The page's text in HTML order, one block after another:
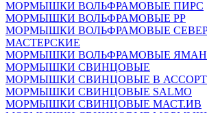
МОРМЫШКИ ВОЛЬФРАМОВЫЕ ПИРС
МОРМЫШКИ ВОЛЬФРАМОВЫЕ РР
МОРМЫШКИ ВОЛЬФРАМОВЫЕ
МАСТЕРСКИЕ
МОРМЫШКИ ВОЛЬФРАМОВЫЕ ЯМАН
МОРМЫШКИ СВИНЦОВЫЕ
МОРМЫШКИ СВИНЦОВЫЕ В
МОРМЫШКИ СВИНЦОВЫЕ SALMO
МОРМЫШКИ СВИНЦОВЫЕ МАСТ.ИВ